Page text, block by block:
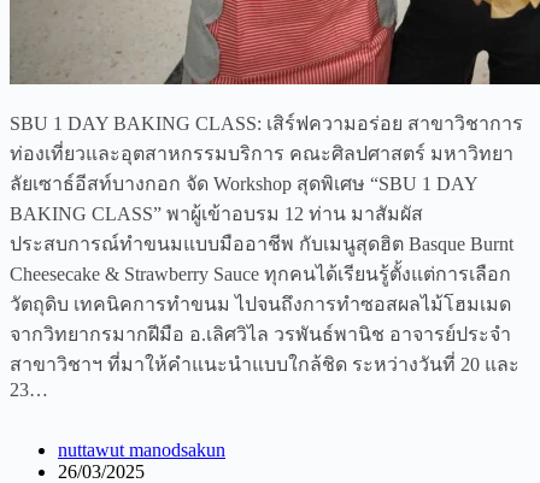
SBU 1 DAY BAKING CLASS: เสิร์ฟความอร่อย สาขาวิชาการ
ท่องเที่ยวและอุตสาหกรรมบริการ คณะศิลปศาสตร์ มหาวิทยา
ลัยเซาธ์อีสท์บางกอก จัด Workshop สุดพิเศษ “SBU 1 DAY
BAKING CLASS” พาผู้เข้าอบรม 12 ท่าน มาสัมผัส
ประสบการณ์ทำขนมแบบมืออาชีพ กับเมนูสุดฮิต Basque Burnt
Cheesecake & Strawberry Sauce ทุกคนได้เรียนรู้ตั้งแต่การเลือก
วัตถุดิบ เทคนิคการทำขนม ไปจนถึงการทำซอสผลไม้โฮมเมด
จากวิทยากรมากฝีมือ อ.เลิศวิไล วรพันธ์พานิช อาจารย์ประจำ
สาขาวิชาฯ ที่มาให้คำแนะนำแบบใกล้ชิด ระหว่างวันที่ 20 และ
23…
nuttawut manodsakun
26/03/2025